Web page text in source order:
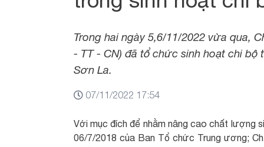
Trong hai ngày 5,6/11/2022 vừa qua,
- TT - CN) đã tổ chức sinh hoạt chi bộ
Sơn La.
07/11/2022 17:54
Với mục đích để nhằm nâng cao chất lượng
06/7/2018 của Ban Tổ chức Trung ương;